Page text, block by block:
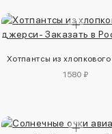
Хотпантсы из
1580 ₽